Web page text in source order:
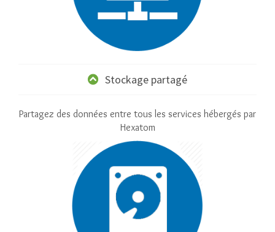
Stockage partagé
Partagez des données entre tous les services hébergés par
Hexatom